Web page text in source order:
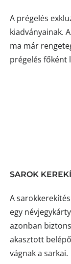
A prégelés
kiadványainak.
ma már
prégelés főként
SAROK
A
egy
azonban
akasztott
vágnak a sarkai.